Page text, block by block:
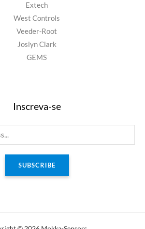
Extech
West Controls
Veeder-Root
Joslyn Clark
GEMS
Inscreva-se
SUBSCRIBE